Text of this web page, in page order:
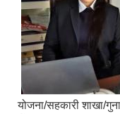
योजना/सहकारी शाखा/